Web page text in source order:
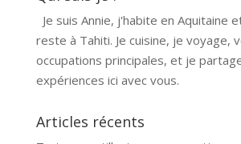
Je suis Annie, j'habite en Aquitaine
reste à Tahiti. Je cuisine, je voyage,
occupations principales, et je
expériences ici avec vous.
Articles récents